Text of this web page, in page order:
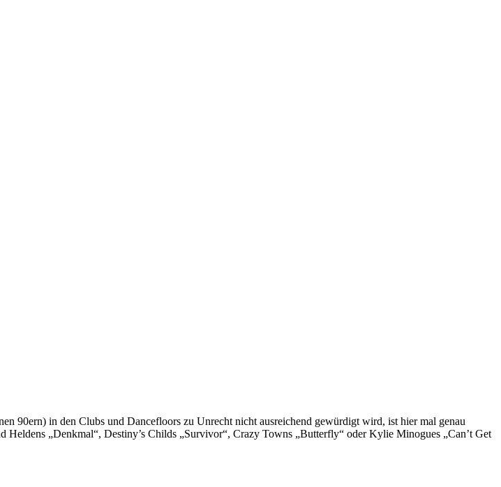
90ern) in den Clubs und Dancefloors zu Unrecht nicht ausreichend gewürdigt wird, ist hier mal genau
„Denkmal“, Destiny’s Childs „Survivor“, Crazy Towns „Butterfly“ oder Kylie Minogues „Can’t Get